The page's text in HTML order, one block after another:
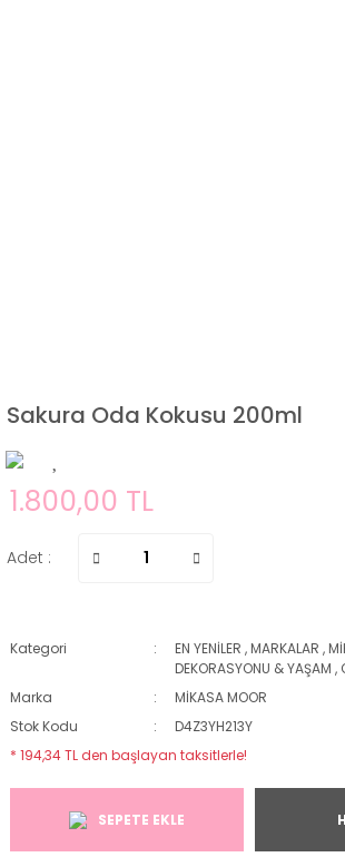
Sakura Oda Kokusu 200ml
1.800,00 TL
Adet :
Kategori EN YENİLER ,MARKALAR ,
DEKORASYONU & YAŞAM ,
Marka
MİKASA MOOR
Stok Kodu
D4Z3YH213Y
* 194,34 TL den başlayan taksitlerle!
SEPETE EKLE